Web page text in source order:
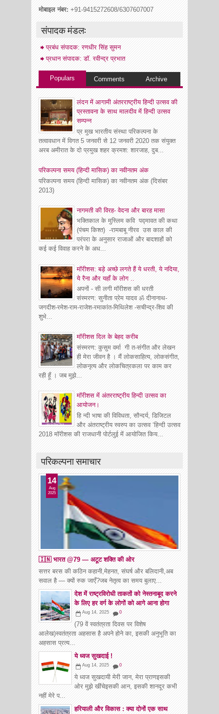
मोबाइल नंबर: +91-9415272608/6307607007
संपादक मंडल:
प्रबंध संपादक: रणधीर सिंह सुमन
प्रधान संपादक: डॉ. रवीन्द्र प्रभात
Populars Comments Archive
लंदन में आगामी अंतरराष्ट्रीय हिन्दी उत्सव की
प्रस्तावना के साथ मालदीव में हिन्दी उत्सव
सम्पन्न
प्र मुख भारतीय संस्था परिकल्पना के
तत्वावधान में विगत 5 जनवरी से 12 जनवरी 2020 तक संयुक्त
अरब अमीरात के दो प्रमुख शहर क्रमश: शारजाह, दुब...
परिकल्पना समय (हिन्दी मासिक) का नवीनतम अंक
परिकल्पना समय (हिन्दी मासिक) का नवीनतम अंक (दिसंबर
2013)
नागमती की विरह- वेदना और बारह मासा
भक्तिकाल के मुस्लिम कवि पद्मावत की कथा
(पंचम किश्त) -रामबाबू नीरव उस काल की
परंपरा के अनुसार राजाओं और बादशाहों को
कई कई विवाह करने के अध...
मॉरीशस: बड़े अच्छे लगते हैं ये धरती, ये नदिया,
ये रैना और यहाँ के लोग ..
अपनों - सी लगी मॉरीशस की धरती
संस्मरण: सुनीता प्रेम यादव ॐ दीनानाथ-
जगदीश-रमेश-राम-राजेश-रमाकांत-मिथिलेश -सचीन्द्र-शिव की
शुभे...
माॅरीशस दिल के बेहद करीब
संस्मरण: कुसुम वर्मा गी त-संगीत और लेखन
ही मेरा जीवन है । मैं लोकसाहित्य, लोकसंगीत,
लोकनृत्य और लोकचित्रकला पर काम कर
रही हूँ । जब मुझे...
मॉरीशस में अंतरराष्ट्रीय हिन्दी उत्सव का
आयोजन।
हि न्दी भाषा की विविधता, सौन्दर्य, डिजिटल
और अंतराष्ट्रीय स्वरुप का उत्सव ‘हिन्दी उत्सव
2018 मॉरीशस की राजधानी पोर्टलुई में आयोजित किय...
परिकल्पना समाचार
🇮🇳 भारत @79 — अटूट शक्ति की ओर
14
Aug
2025
सत्तर बरस की कठिन कहानी,मेहनत, संघर्ष और बलिदानी,अब
सवाल है — क्यों रुक जाएँ?जब नेतृत्व का समय बुलाए...
देश में राष्ट्रविरोधी ताकतों को नेस्तनाबूद करने
के लिए हर वर्ग के लोगों को आगे आना होगा
Aug 14, 2025 0
(79 वें स्वतंत्रता दिवस पर विशेष
आलेख)स्वतंत्रता अहसास है अपने होने का, इसकी अनुभूति का
अहसास प्रत्य...
ये ध्वज सुखदाई !
Aug 14, 2025 0
ये ध्वज सुखदायी मेरी जान, मेरा प्राणइसकी
ओर मुझे खींचेइसकी आन, इसकी शानदूर कभी
नहीं मेरे प...
हरियाली और विकास : क्या दोनों एक साथ